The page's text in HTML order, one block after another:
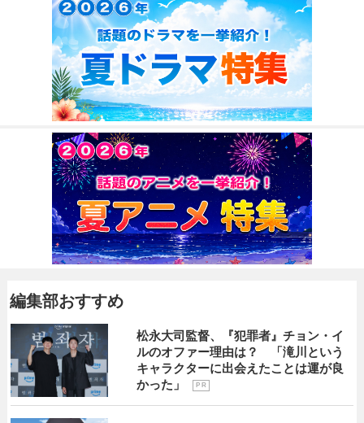
編集部おすすめ
松永大司監督、『犯罪者』チョン・イ
ルのオファー理由は？ 「滝川という
キャラクターに出会えたことは運が良
かった」
P R